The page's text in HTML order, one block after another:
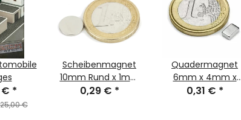
€ *
25,00 €
Scheibenmagnet
10mm Rund x 1mm
Höhe
0,29 € *
Quadermagnet
6mm x 4mm x
2mm
0,31 € *